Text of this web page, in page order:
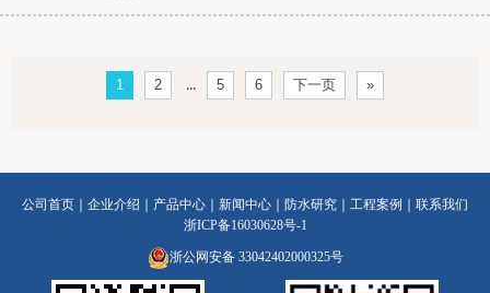
1 2 ... 5 6 下一页 »
公司首页 企业介绍 产品中心 新闻中心 防水研究 工程案例
联系我们
浙ICP备16030628号-1
浙公网安备 33042402000325号